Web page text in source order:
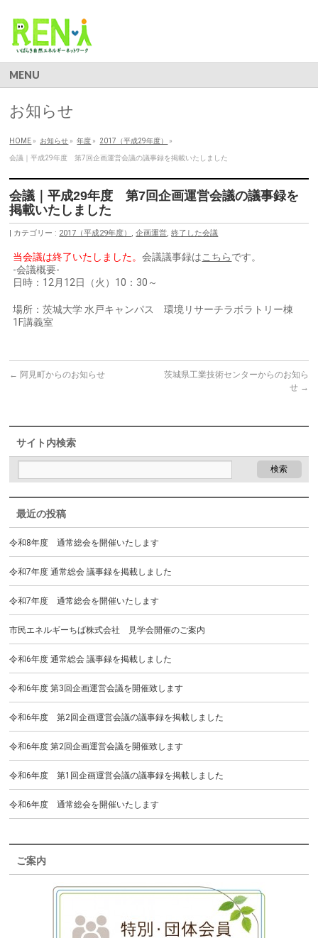
MENU
お知らせ
HOME » お知らせ » 年度 » 2017（平成29年度） »
会議｜平成29年度 第7回企画運営会議の議事録を掲載いたしました
会議｜平成29年度 第7回企画運営会議の議事録を
掲載いたしました
カテゴリー : 2017（平成29年度） ,企画運営,終了した会議
当会議は終了いたしました。会議議事録はこちらです。
-会議概要-
日時：12月12日（火）10：30～
場所：茨城大学 水戸キャンパス 環境リサーチラボラトリー棟
1F講義室
← 阿見町からのお知らせ
茨城県工業技術センターからのお知ら
せ →
サイト内検索
最近の投稿
令和8年度 通常総会を開催いたします
令和7年度 通常総会 議事録を掲載しました
令和7年度 通常総会を開催いたします
市民エネルギーちば株式会社 見学会開催のご案内
令和6年度 通常総会 議事録を掲載しました
令和6年度 第3回企画運営会議を開催致します
令和6年度 第2回企画運営会議の議事録を掲載しました
令和6年度 第2回企画運営会議を開催致します
令和6年度 第1回企画運営会議の議事録を掲載しました
令和6年度 通常総会を開催いたします
ご案内